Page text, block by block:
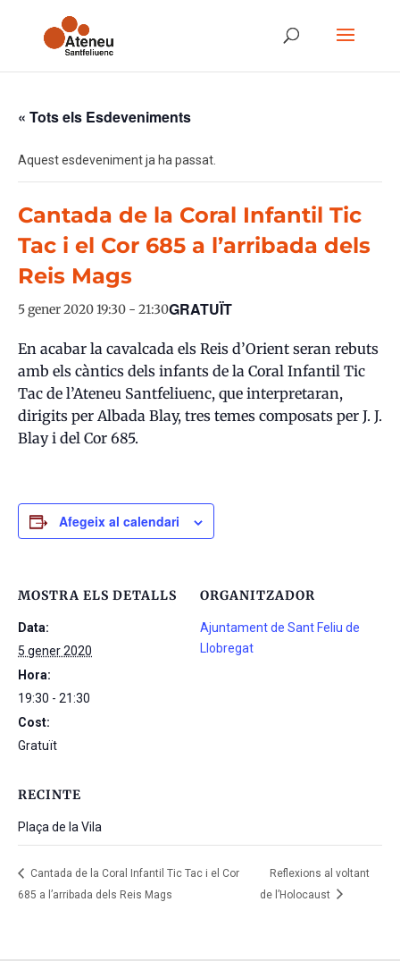
« Tots els Esdeveniments
Aquest esdeveniment ja ha passat.
Cantada de la Coral Infantil Tic
Tac i el Cor 685 a l’arribada dels
Reis Mags
5 gener 2020 19:30 - 21:30GRATUÏT
En acabar la cavalcada els Reis d’Orient seran rebuts
amb els càntics dels infants de la Coral Infantil Tic
Tac de l’Ateneu Santfeliuenc, que interpretaran,
dirigits per Albada Blay, tres temes composats per J. J.
Blay i del Cor 685.
Afegeix al calendari
MOSTRA ELS DETALLS
Data:
5 gener 2020
Hora:
19:30 - 21:30
Cost:
Gratuït
ORGANITZADOR
Ajuntament de Sant Feliu de
Llobregat
RECINTE
Plaça de la Vila
Cantada de la Coral Infantil Tic Tac i el Cor
685 a l’arribada dels Reis Mags
Reflexions al voltant
de l’Holocaust